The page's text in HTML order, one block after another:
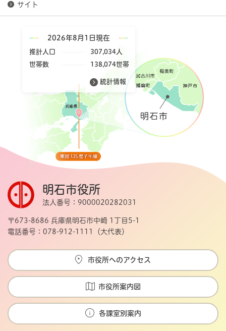
サイト
2026年8月1日現在
推計人口
307,034人
世帯数
138,074世帯
統計情報
明石市役所
法人番号：9000020282031
〒673-8686 兵庫県明石市中崎 1丁目5-1
電話番号：078-912-1111（大代表）
市役所へのアクセス
市役所案内図
各課室別案内